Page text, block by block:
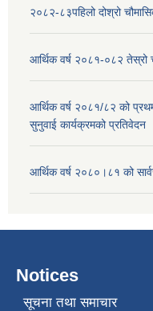
२०८२-८३पहिलो दोश्रो
आर्थिक वर्ष २०८१-०८२ तेस्रो
आर्थिक वर्ष २०८१/८२ को
सुनुवाई कार्यक्रमको प्रतिवेदन
आर्थिक वर्ष २०८०।८१ को
Notices
सूचना तथा समाचार